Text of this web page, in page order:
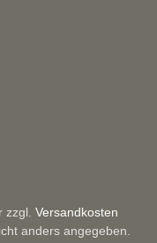
zzgl. Versandkosten
anders angegeben.